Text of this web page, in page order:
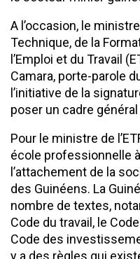
A l’occasion, le
Technique, de la
l’Emploi et du Travail
Camara, porte-parole
l’initiative de la
poser un cadre
Pour le ministre de
école professionnelle
l’attachement de la
des Guinéens. La
nombre de textes,
Code du travail, le
Code des
y a des règles qui